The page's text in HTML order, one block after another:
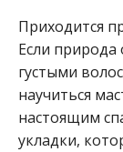
Приходится
Если
густыми
научиться
настоящим
укладки,